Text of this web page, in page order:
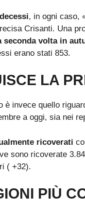
, in ogni caso,
Crisanti. Una
seconda volta in
erano stati 853.
LA
è invece quello
a oggi, sia nei
ricoverati
sono ricoverate
( +32).
PIÙ